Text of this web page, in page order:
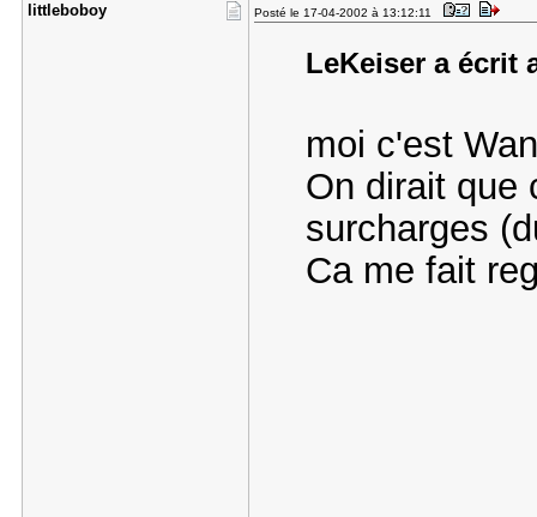
littlebobo​y Posté le 17-04-2002 à 13:12:11
LeKeiser a écrit
moi c'est
On dirait que
surcharges
Ca me fait